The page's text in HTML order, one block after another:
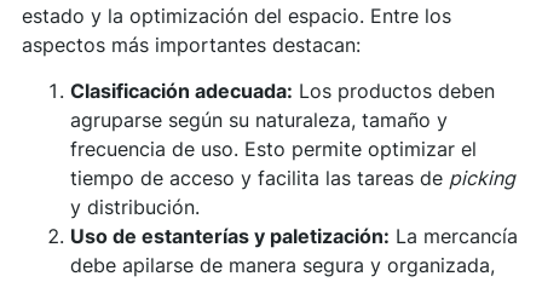
estado y la optimización del espacio. Entre los
aspectos más importantes destacan:
Clasificación adecuada: Los productos deben
agruparse según su naturaleza, tamaño y
frecuencia de uso. Esto permite optimizar el
tiempo de acceso y facilita las tareas de picking
y distribución.
Uso de estanterías y paletización: La mercancía
debe apilarse de manera segura y organizada,